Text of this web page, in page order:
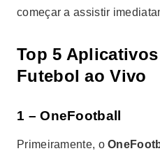
começar a assistir
Top 5
Futebol ao Vivo
1 – OneFootball
Primeiramente, o